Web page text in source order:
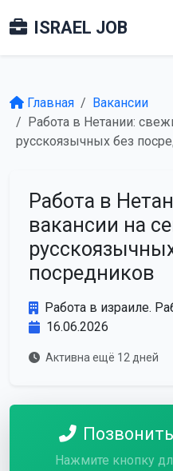
ISRAEL JOB
Главная
Вакансии
Работа в Нетании:
русскоязычных без
Работа в
вакансии на
посредников
Работа в израиле.
16.06.2026
Активна ещё 12 дней
Нажмите кнопку